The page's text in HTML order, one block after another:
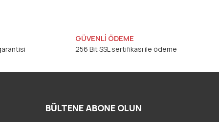
GÜVENLİ ÖDEME
256 Bit SSL sertifikası ile ödeme
BÜLTENE ABONE OLUN